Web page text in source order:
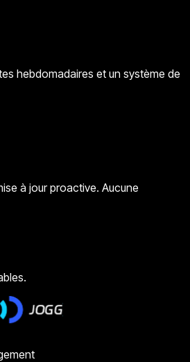
hebdomadaires et un système de
à jour proactive. Aucune